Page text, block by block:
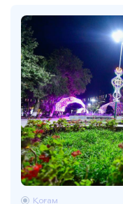
Қоғам